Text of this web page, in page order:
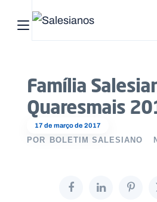
Abrir menu principal
17 de março de 2017
Família
Quaresmais
POR BOLETIM SALESIANO
Início
Quem
somos
que